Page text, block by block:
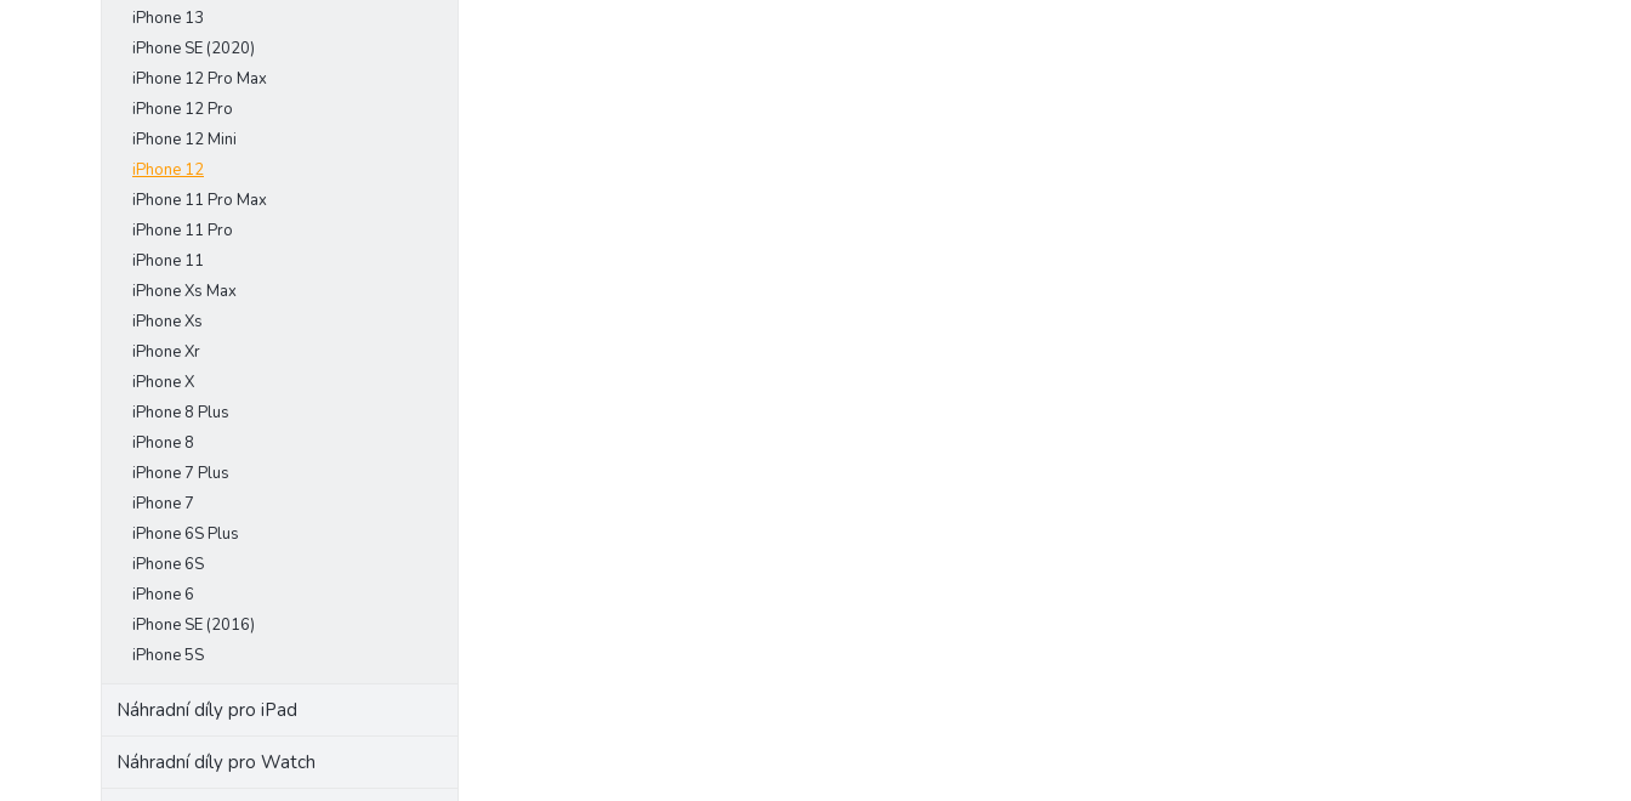
iPhone 13
iPhone SE (2020)
iPhone 12 Pro Max
iPhone 12 Pro
iPhone 12 Mini
iPhone 12
iPhone 11 Pro Max
iPhone 11 Pro
iPhone 11
iPhone Xs Max
iPhone Xs
iPhone Xr
iPhone X
iPhone 8 Plus
iPhone 8
iPhone 7 Plus
iPhone 7
iPhone 6S Plus
iPhone 6S
iPhone 6
iPhone SE (2016)
iPhone 5S
Náhradní díly pro iPad
Náhradní díly pro Watch